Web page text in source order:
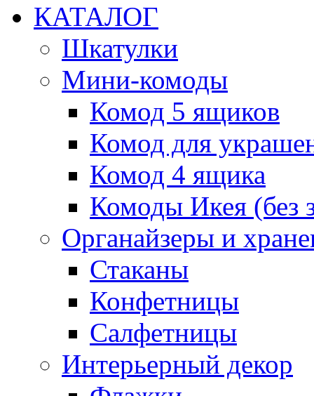
КАТАЛОГ
Шкатулки
Мини-комоды
Комод 5 ящиков
Комод для
Комод 4 ящика
Комоды Икея (без
Органайзеры и
Стаканы
Конфетницы
Салфетницы
Интерьерный декор